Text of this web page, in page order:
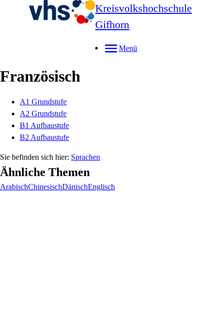
Kreisvolkshochschule
Gifhorn
Menü
Französisch
A1 Grundstufe
A2 Grundstufe
B1 Aufbaustufe
B2 Aufbaustufe
Sprachen
Ähnliche Themen
ArabischChinesischDänischEnglisch